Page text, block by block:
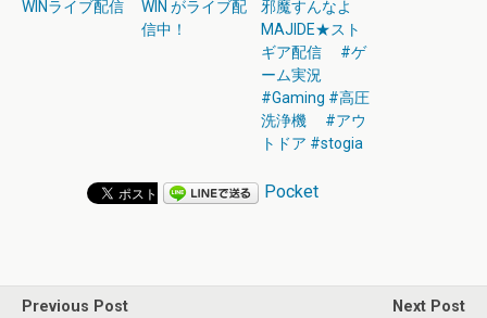
WINライブ配信
WIN がライブ配
信中！
邪魔すんなよ
MAJIDE★スト
ギア配信 #ゲ
ーム実況
#Gaming #高圧
洗浄機 #アウ
トドア #stogia
Pocket
Previous Post
Next Post